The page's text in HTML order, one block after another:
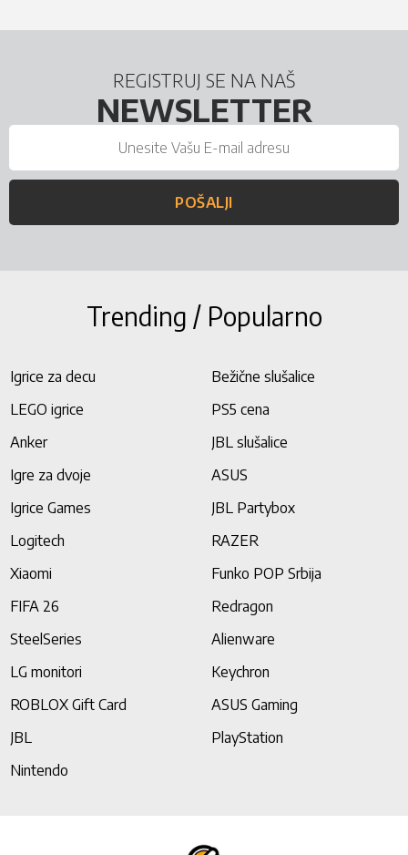
REGISTRUJ SE NA NAŠ
NEWSLETTER
POŠALJI
Trending / Popularno
Igrice za decu
Bežične slušalice
LEGO igrice
PS5 cena
Anker
JBL slušalice
Igre za dvoje
ASUS
Igrice Games
JBL Partybox
Logitech
RAZER
Xiaomi
Funko POP Srbija
FIFA 26
Redragon
SteelSeries
Alienware
LG monitori
Keychron
ROBLOX Gift Card
ASUS Gaming
JBL
PlayStation
Nintendo